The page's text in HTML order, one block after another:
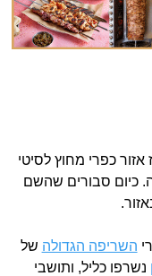
אז אזור כפרי מחוץ לסיטי
כיום סבורים שהשם
השריפה הגדולה של
נשרפו כליל, ותושבי